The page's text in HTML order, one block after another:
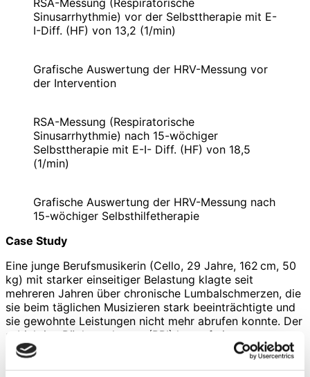
Sinusarrhythmie) vor der Selbsttherapie mit E-
I-Diff. (HF) von 13,2 (1/min)
Grafische Auswertung der HRV-Messung vor
der Intervention
RSA-Messung (Respiratorische
Sinusarrhythmie) nach 15-wöchiger
Selbsttherapie mit E-I- Diff. (HF) von 18,5
(1/min)
Grafische Auswertung der HRV-Messung nach
15-wöchiger Selbsthilfetherapie
Case Study
Eine junge Berufsmusikerin (Cello, 29 Jahre, 162 cm, 50
kg) mit starker einseitiger Belastung klagte seit
mehreren Jahren über chronische Lumbalschmerzen, die
sie beim täglichen Musizieren stark beeinträchtigte und
sie gewohnte Leistungen nicht mehr abrufen konnte. Der
subjektive Rückenschmerz (BPI) lag auf einer
Schmerzskala von 0 – 10 (0=kein Schmerz, 10=sehr
starker Schmerz) bei 6,2. Die Schmerzeinschränkungen